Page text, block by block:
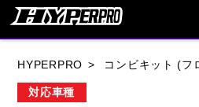
HYPERPRO コンビキット (フ
対応車種